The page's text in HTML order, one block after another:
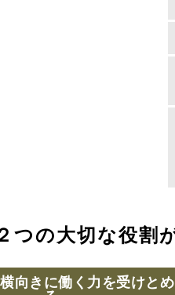
つの大切な役割
向きに働く力を受けとめ